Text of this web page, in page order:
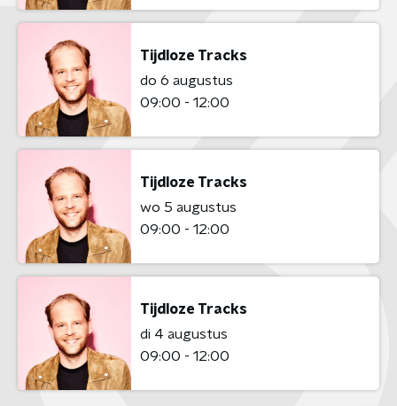
Tijdloze Tracks
do 6 augustus
09:00 - 12:00
Tijdloze Tracks
wo 5 augustus
09:00 - 12:00
Tijdloze Tracks
di 4 augustus
09:00 - 12:00